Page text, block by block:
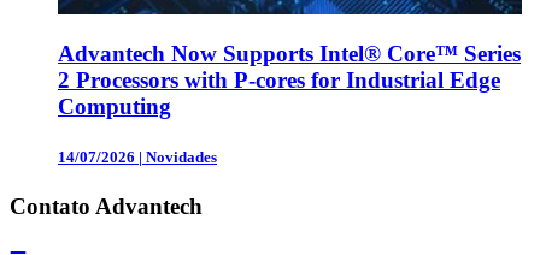
Advantech Now Supports Intel® Core™ Series
2 Processors with P-cores for Industrial Edge
Computing
14/07/2026 | Novidades
Contato Advantech